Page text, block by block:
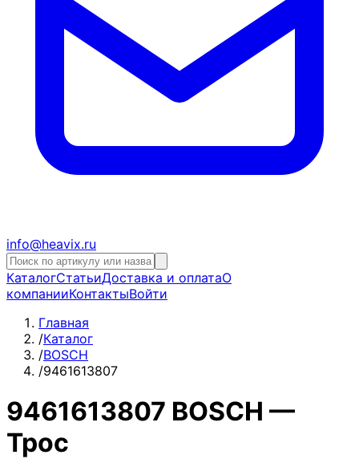
info@heavix.ru
КаталогСтатьиДоставка и оплатаО
компанииКонтактыВойти
Главная
/Каталог
/BOSCH
/9461613807
9461613807 BOSCH —
Трос